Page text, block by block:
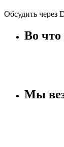
Обсудить через
Во что
Мы